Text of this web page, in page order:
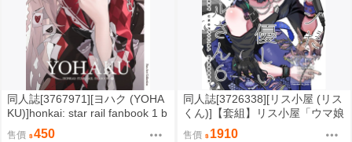
同人誌[3767971][ヨハク (YOHA
KU)]honkai: star rail fanbook 1 b
y yohaku (崩壞星穹鐵道 )
售價 450
同人誌[3726338][リス小屋 (リス
くん)]【套組】リス小屋「ウマ娘
本」セット (Uma娘)
售價 1910